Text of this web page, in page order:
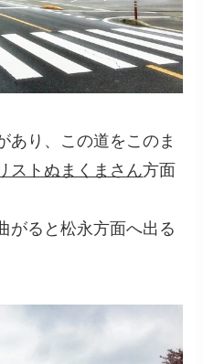
あり、この道をこのま
ストぬまくまさん方面
がると松永方面へ出る